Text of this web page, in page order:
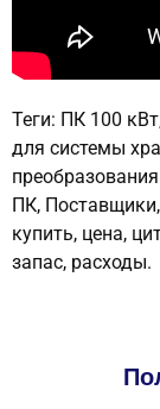
Теги: ПК 100
для системы
ПК,
купить, цена,
запас, расходы.